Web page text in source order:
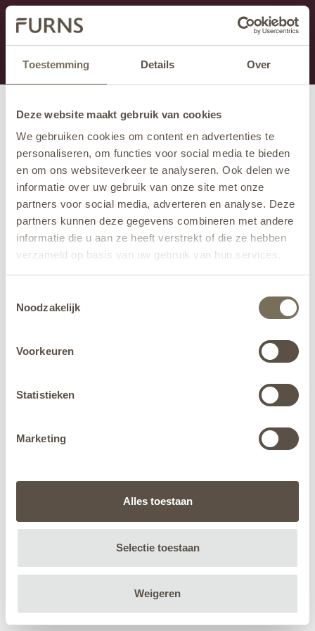
Toestemming Details Over
Deze website maakt gebruik van cookies
We gebruiken cookies om content en advertenties te
personaliseren, om functies voor social media te bieden
en om ons websiteverkeer te analyseren. Ook delen we
informatie over uw gebruik van onze site met onze
partners voor social media, adverteren en analyse. Deze
partners kunnen deze gegevens combineren met andere
informatie die u aan ze heeft verstrekt of die ze hebben
verzameld op basis van uw gebruik van hun services.
jehier.
Noodzakelijk
Voorkeuren
Statistieken
Marketing
Alles toestaan
Selectie toestaan
Weigeren
Dit onderdeel is momenteel in onderhoud.
Als je informatie mist kun je ons bellen +31 413 274
168 of mailen
info@furns.com